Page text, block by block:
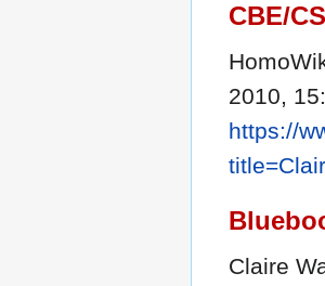
CBE/
2010,
https://
Claire